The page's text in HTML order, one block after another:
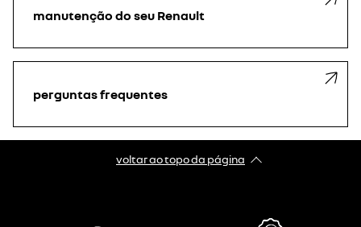
manutenção do seu Renault
perguntas frequentes
voltar ao topo da página